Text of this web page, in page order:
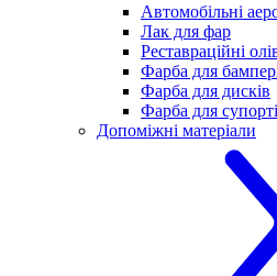
Автомобільні
Лак для фар
Реставраційні
Фарба для
Фарба для дисків
Фарба для
Допоміжні матеріали